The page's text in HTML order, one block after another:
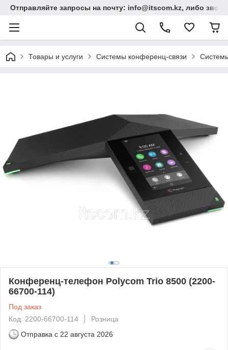
Отправляйте запросы на почту: info@itscom.kz, либо
Товары и услуги Системы конференц-связи
Конференц-телефон Polycom Trio 8500 (2200-
66700-114)
Под заказ
Код: 2200-66700-114
Розница
Отправка с 22 августа 2026